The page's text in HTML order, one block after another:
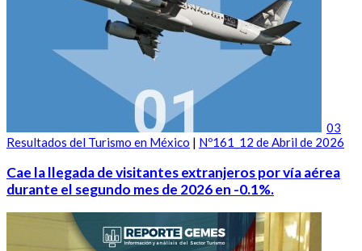
03
Resultados del Turismo en México | Nº161_12 de Abril de 2026
Cae la llegada de visitantes extranjeros por vía aérea
durante el segundo mes de 2026 en -0.1%.